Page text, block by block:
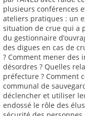
plusieurs conférences
ateliers pratiques : un
situation de crue qui a
du gestionnaire
des digues en cas de
? Comment mener des
désordres ? Quelles
préfecture ? Comment
communal de
déclencher et utiliser
endossé le rôle des